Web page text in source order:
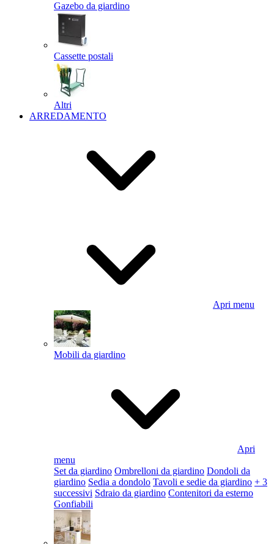
Gazebo da giardino
Cassette postali
Altri
ARREDAMENTO
Apri menu
Mobili da giardino
Apri
menu
Set da giardino Ombrelloni da giardino Dondoli da
giardino Sedia a dondolo Tavoli e sedie da giardino + 3
successivi Sdraio da giardino Contenitori da esterno
Gonfiabili